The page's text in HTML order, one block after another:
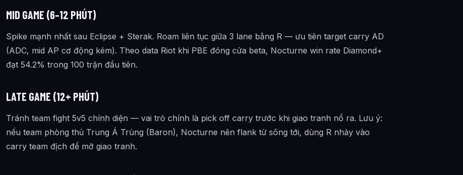
MID GAME (6–12 PHÚT)
Spike mạnh nhất sau Eclipse + Sterak. Roam liên tục giữa 3 lane bằng R — ưu tiên target carry AD
(ADC, mid AP cơ động kém). Theo data Riot khi PBE đóng cửa beta, Nocturne win rate Diamond+
đạt 54.2% trong 100 trận đầu tiên.
LATE GAME (12+ PHÚT)
Tránh team fight 5v5 chính diện — vai trò chính là pick off carry trước khi giao tranh nổ ra. Lưu ý:
nếu team phòng thủ Trung Á Trùng (Baron), Nocturne nên flank từ sông tới, dùng R nhảy vào
carry team địch để mở giao tranh.